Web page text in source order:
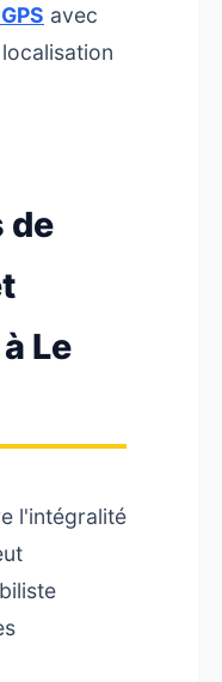
avec
de
Le
l'intégralité